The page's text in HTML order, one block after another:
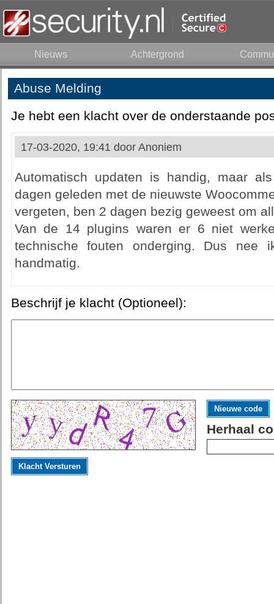
Nieuws Achtergrond
Abuse Melding
Je hebt een klacht over de onderstaande
17-03-2020, 19:41 door Anoniem
Automatisch updaten is handig, maar
dagen geleden met de nieuwste
vergeten, ben 2 dagen bezig geweest om
Van de 14 plugins waren er 6 niet
technische fouten onderging. Dus
handmatig.
Beschrijf je klacht (Optioneel):
Nieuwe code
Herhaal
Klacht Versturen